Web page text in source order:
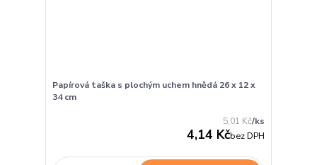
Papírová taška s plochým uchem hnědá 26 x 12 x
34 cm
5,01 Kč/ks
4,14 Kčbez DPH